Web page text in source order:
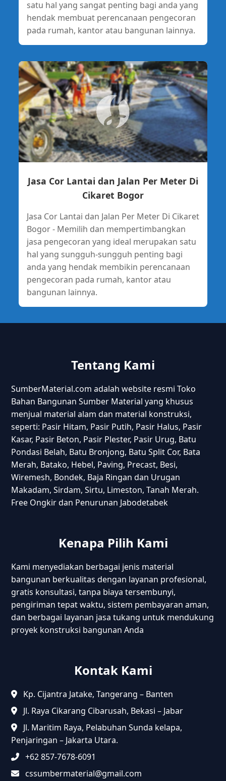
satu hal yang sangat penting bagi anda yang
hendak membuat perencanaan pengecoran
pada rumah, kantor atau bangunan lainnya.
Jasa Cor Lantai dan Jalan Per Meter Di
Cikaret Bogor
Jasa Cor Lantai dan Jalan Per Meter Di Cikaret
Bogor - Memilih dan mempertimbangkan
jasa pengecoran yang ideal merupakan satu
hal yang sungguh-sungguh penting bagi
anda yang hendak membikin perencanaan
pengecoran pada rumah, kantor atau
bangunan lainnya.
Tentang Kami
SumberMaterial.com adalah website resmi Toko
Bahan Bangunan Sumber Material yang khusus
menjual material alam dan material konstruksi,
seperti: Pasir Hitam, Pasir Putih, Pasir Halus, Pasir
Kasar, Pasir Beton, Pasir Plester, Pasir Urug, Batu
Pondasi Belah, Batu Bronjong, Batu Split Cor, Bata
Merah, Batako, Hebel, Paving, Precast, Besi,
Wiremesh, Bondek, Baja Ringan dan Urugan
Makadam, Sirdam, Sirtu, Limeston, Tanah Merah.
Free Ongkir dan Penurunan Jabodetabek
Kenapa Pilih Kami
Kami menyediakan berbagai jenis material
bangunan berkualitas dengan layanan profesional,
gratis konsultasi, tanpa biaya tersembunyi,
pengiriman tepat waktu, sistem pembayaran aman,
dan berbagai layanan jasa tukang untuk mendukung
proyek konstruksi bangunan Anda
Kontak Kami
Kp. Cijantra Jatake, Tangerang – Banten
Jl. Raya Cikarang Cibarusah, Bekasi – Jabar
Jl. Maritim Raya, Pelabuhan Sunda kelapa,
Penjaringan – Jakarta Utara.
+62 857-7678-6091
cssumbermaterial@gmail.com